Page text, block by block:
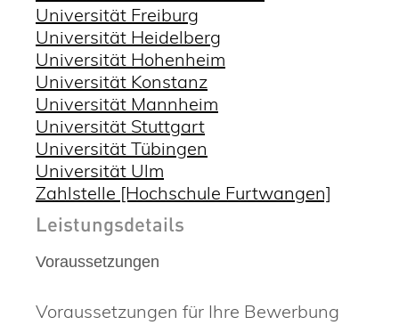
Universität Freiburg
Universität Heidelberg
Universität Hohenheim
Universität Konstanz
Universität Mannheim
Universität Stuttgart
Universität Tübingen
Universität Ulm
Zahlstelle [Hochschule Furtwangen]
Leistungsdetails
Voraussetzungen
Voraussetzungen für Ihre Bewerbung